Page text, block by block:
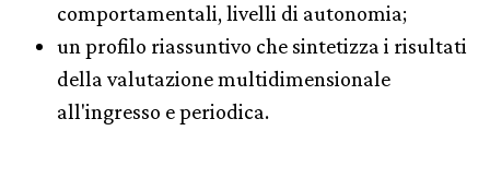
comportamentali, livelli di autonomia;
un profilo riassuntivo che sintetizza i risultati
della valutazione multidimensionale
all'ingresso e periodica.